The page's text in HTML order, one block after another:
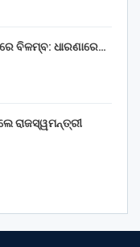
ବିଳମ୍ବ: ଧାରଣାରେ…
ରାଜସ୍ୱମନ୍ତ୍ରୀ